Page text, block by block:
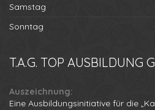
Samstag
Sonntag
T.A.G. TOP AUSBILDUNG
Auszeichnung:
Eine Ausbildungsinitiative für die